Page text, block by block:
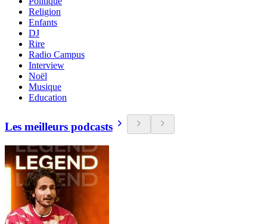
Religion
Enfants
DJ
Rire
Radio Campus
Interview
Noël
Musique
Education
Les meilleurs podcasts